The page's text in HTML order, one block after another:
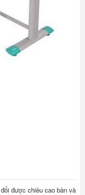
được chiều cao bàn và